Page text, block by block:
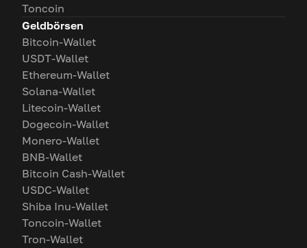
Toncoin
Geldbörsen
Bitcoin-Wallet
USDT-Wallet
Ethereum-Wallet
Solana-Wallet
Litecoin-Wallet
Dogecoin-Wallet
Monero-Wallet
BNB-Wallet
Bitcoin Cash-Wallet
USDC-Wallet
Shiba Inu-Wallet
Toncoin-Wallet
Tron-Wallet